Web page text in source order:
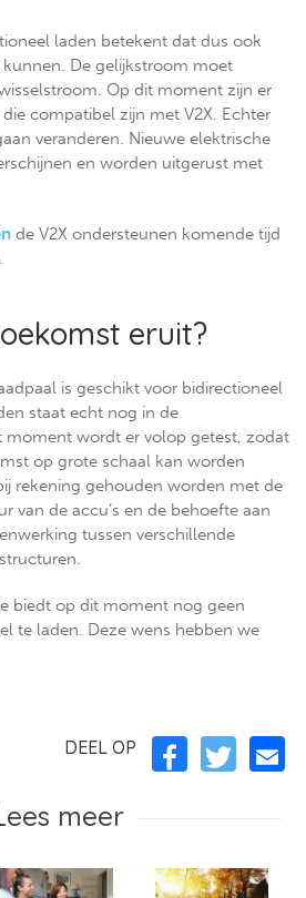
laden betekent dat dus ook
De gelijkstroom moet
Op dit moment zijn er
die compatibel zijn met V2X. Echter
veranderen. Nieuwe elektrische
en worden uitgerust met
de V2X ondersteunen komende tijd
eruit?
is geschikt voor bidirectioneel
staat echt nog in de
moment wordt er volop getest, zodat
op grote schaal kan worden
rekening gehouden worden met de
van de accu’s en de behoefte aan
tussen verschillende
biedt op dit moment nog geen
te laden. Deze wens hebben we
DEEL OP
meer